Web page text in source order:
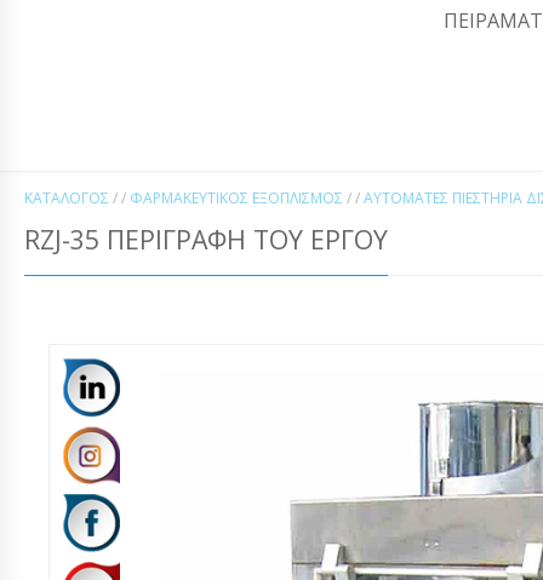
ΚΑΤΆΛΟΓΟΣ / / ΦΑΡΜΑΚΕΥΤΙΚΌΣ ΕΞΟΠΛΙΣΜΌΣ / /ΑΥΤΌΜΑΤΕΣ ΠΙΕΣΤΉΡΙΑ
RZJ-35 ΠΕΡΙΓΡΑΦΉ ΤΟΥ ΈΡΓΟΥ